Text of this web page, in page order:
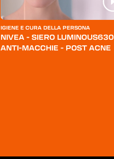
AUTOGRILL
IGIENE E CURA DELLA PERSONA
NIVEA - SIERO LUMINOUS630
ANTI-MACCHIE - POST ACNE